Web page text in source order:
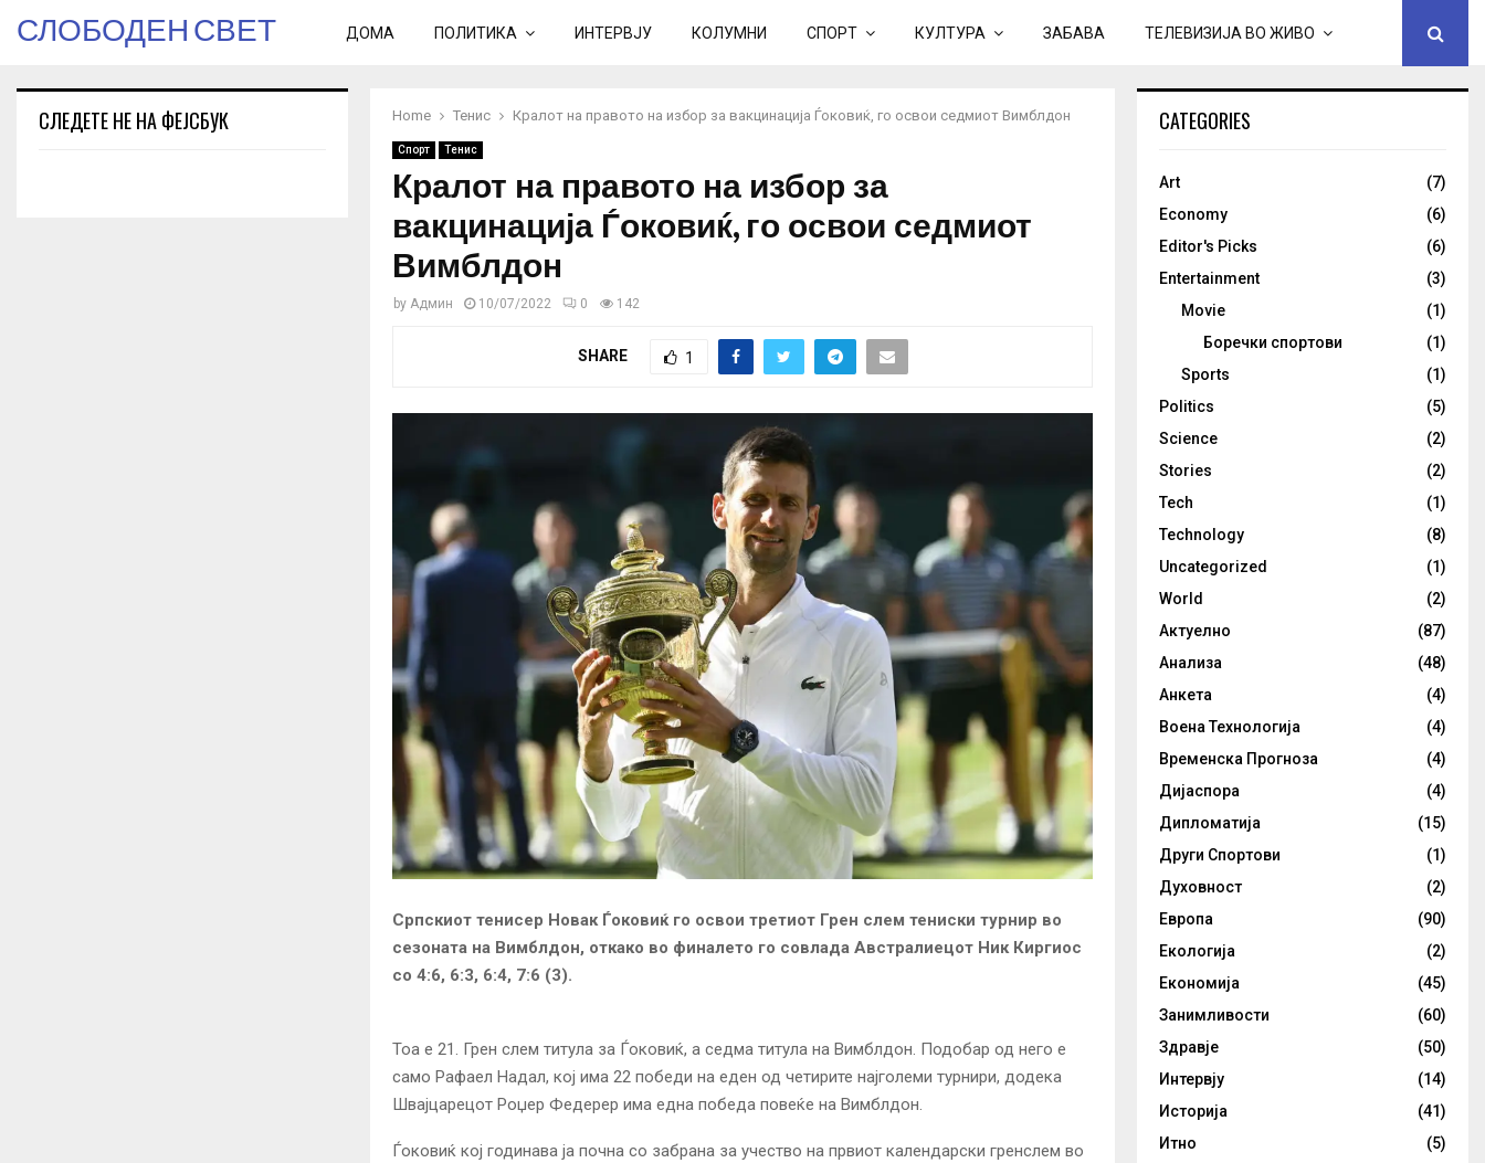
СЛОБОДЕН СВЕТ ДОМА ПОЛИТИКА ИНТЕРВЈУ КОЛУМНИ СПОРТ КУЛТУРА ЗАБАВА ТЕЛЕВИЗИЈА ВО ЖИВО
Home Тенис Кралот на правото на избор за вакцинација Ѓоковиќ, го освои седмиот Вимблдон
Спорт Тенис
Кралот на правото на избор за
вакцинација Ѓоковиќ, го освои седмиот
Вимблдон
by Админ 10/07/2022 0 142
SHARE 1
Српскиот тенисер Новак Ѓоковиќ го освои третиот Грен слем тениски турнир во
сезоната на Вимблдон, откако во финалето го совлада Австралиецот Ник Киргиос
со 4:6, 6:3, 6:4, 7:6 (3).
Тоа е 21. Грен слем титула за Ѓоковиќ, а седма титула на Вимблдон. Подобар од него е
само Рафаел Надал, кој има 22 победи на еден од четирите најголеми турнири, додека
Швајцарецот Роџер Федерер има една победа повеќе на Вимблдон.
Ѓоковиќ кој годинава ја почна со забрана за учество на првиот календарски гренслем во
СЛЕДЕТЕ НЕ НА ФЕЈСБУК CATEGORIES
Art
(7)
Economy
(6)
Editor's Picks
(6)
Entertainment
(3)
Movie
(1)
Боречки спортови
(1)
Sports
(1)
Politics
(5)
Science
(2)
Stories
(2)
Tech
(1)
Technology
(8)
Uncategorized
(1)
World
(2)
Актуелно
(87)
Анализа
(48)
Анкета
(4)
Воена Технологија
(4)
Временска Прогноза
(4)
Дијаспора
(4)
Дипломатија
(15)
Други Спортови
(1)
Духовност
(2)
Европа
(90)
Екологија
(2)
Економија
(45)
Занимливости
(60)
Здравје
(50)
Интервју
(14)
Историја
(41)
Итно
(5)